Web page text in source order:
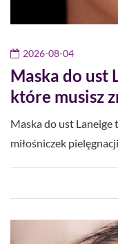
2026-08-04
Maska do ust
które musisz
Maska do ust
miłośniczek